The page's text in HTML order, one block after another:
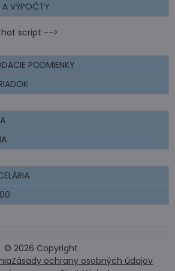
A VÝPOČTY
script -->
PODMIENKY
© 2026 Copyright
Zásady ochrany osobných údajov